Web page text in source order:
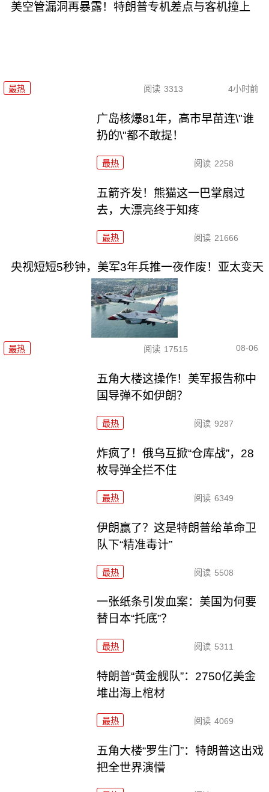
美空管漏洞再暴露！特朗普专机差点与客机撞上
最热 阅读 3313 4小时前
广岛核爆81年，高市早苗连\"谁
扔的\"都不敢提！
最热 阅读 2258
五箭齐发！熊猫这一巴掌扇过
去，大漂亮终于知疼
最热 阅读 21666
央视短短5秒钟，美军3年兵推一夜作废！亚太变天
最热 阅读 17515 08-06
五角大楼这操作！美军报告称中
国导弹不如伊朗？
最热 阅读 9287
炸疯了！俄乌互掀“仓库战”，28
枚导弹全拦不住
最热 阅读 6349
伊朗赢了？这是特朗普给革命卫
队下“精准毒计”
最热 阅读 5508
一张纸条引发血案：美国为何要
替日本“托底”？
最热 阅读 5311
特朗普“黄金舰队”：2750亿美金
堆出海上棺材
最热 阅读 4069
五角大楼“罗生门”：特朗普这出戏
把全世界演懵